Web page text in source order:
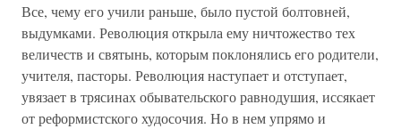
Все, чему его учили раньше, было пустой болтовней,
выдумками. Революция открыла ему ничтожество тех
величеств и святынь, которым поклонялись его родители,
учителя, пасторы. Революция наступает и отступает,
увязает в трясинах обывательского равнодушия, иссякает
от реформистского худосочия. Но в нем упрямо и